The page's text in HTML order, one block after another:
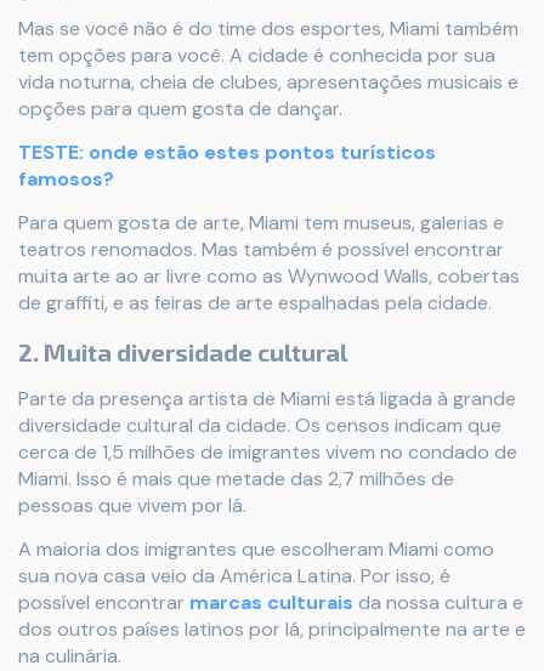
Mas se você não é do time dos esportes, Miami também
tem opções para você. A cidade é conhecida por sua
vida noturna, cheia de clubes, apresentações musicais e
opções para quem gosta de dançar.
TESTE: onde estão estes pontos turísticos
famosos?
Para quem gosta de arte, Miami tem museus, galerias e
teatros renomados. Mas também é possível encontrar
muita arte ao ar livre como as Wynwood Walls, cobertas
de graffiti, e as feiras de arte espalhadas pela cidade.
2. Muita diversidade cultural
Parte da presença artista de Miami está ligada à grande
diversidade cultural da cidade. Os censos indicam que
cerca de 1,5 milhões de imigrantes vivem no condado de
Miami. Isso é mais que metade das 2,7 milhões de
pessoas que vivem por lá.
A maioria dos imigrantes que escolheram Miami como
sua nova casa veio da América Latina. Por isso, é
possível encontrar marcas culturais da nossa cultura e
dos outros países latinos por lá, principalmente na arte e
na culinária.